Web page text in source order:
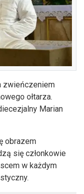
zwieńczeniem
ołtarza.
Marian
obrazem
się członkowie
w każdym